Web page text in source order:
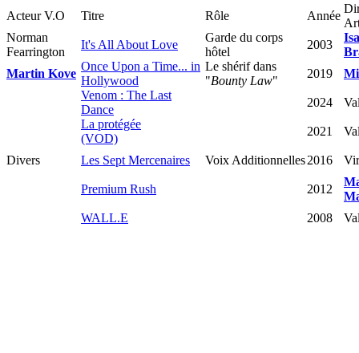
Acteur V.O Titre Rôle Année
Norman
Fearrington
It's All About Love
Garde du corps
hôtel
2003
Martin Kove
Once Upon a Time... in
Hollywood
Le shérif dans
"Bounty Law"
2019
Divers
Venom : The Last
Dance
Voix Additionnelles
2024
La protégée
(VOD)
2021
Les Sept Mercenaires 2016
Premium Rush 2012
WALL.E
2008